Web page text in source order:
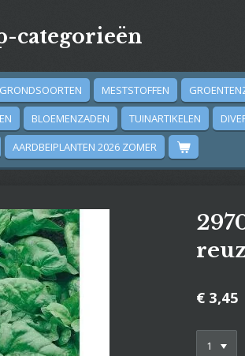
categorieën
GRONDSOORTEN MESTSTOFFEN
BLOEMENZADEN TUINARTIKELEN
AARDBEIPLANTEN 2026 ZOMER
€ 3,45